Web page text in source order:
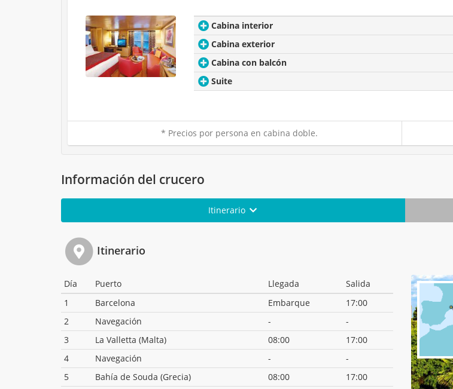
Cabina interior
Cabina exterior
Cabina con balcón
Suite
* Precios por persona en cabina doble.
Información del crucero
Itinerario
Itinerario
Día Puerto Llegada
Salida
1
Barcelona Embarque
17:00
2
Navegación -
-
3
La Valletta (Malta) 08:00
17:00
4
Navegación -
-
5
Bahía de Souda (Grecia) 08:00
17:00